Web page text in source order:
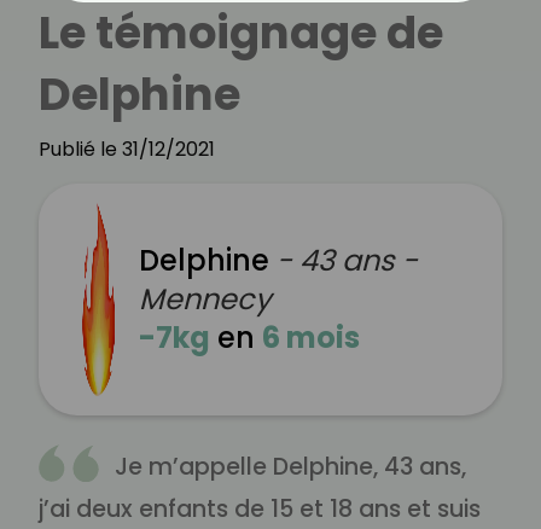
Le témoignage de
Delphine
Publié le 31/12/2021
Delphine - 43 ans -
Mennecy
-7kg en 6 mois
Je m’appelle Delphine, 43 ans,
j’ai deux enfants de 15 et 18 ans et suis